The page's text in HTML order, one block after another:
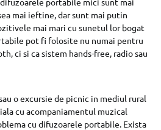
mai ieftine, dar sunt mai putin
mai mari cu sunetul lor bogat
pot fi folosite nu numai pentru
ci si ca sistem hands-free, radio sau
o excursie de picnic in mediul rural
cu acompaniamentul muzical
cu difuzoarele portabile. Exista